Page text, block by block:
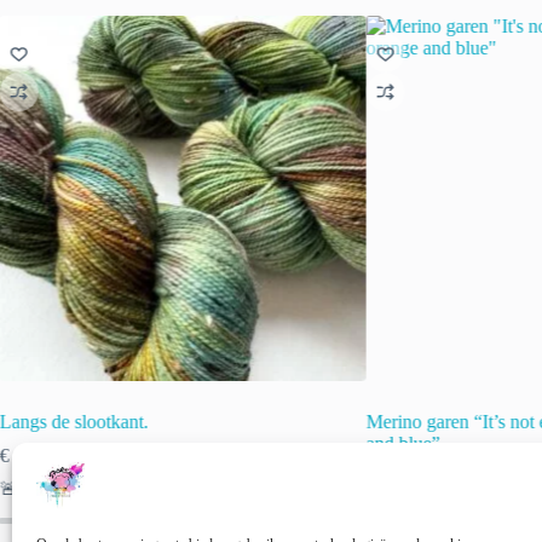
Langs de slootkant.
€22.00
🚨 Nog maar
Merino garen “It’s not
and blue”